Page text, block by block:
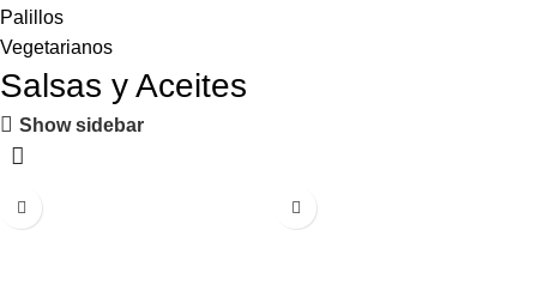
Palillos
Vegetarianos
Salsas y Aceites
Show sidebar